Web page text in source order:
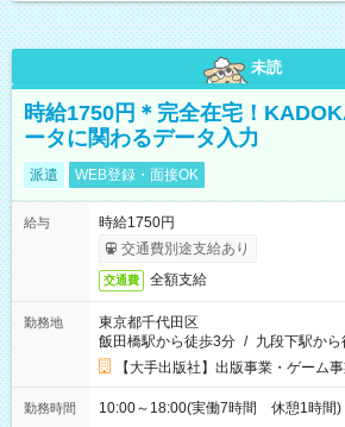
未読
時給1750円＊完全在宅！
ータに関わるデータ入力
派遣 WEB登録・面接OK
給与
時給1750円
交通費別途支給あり
交通費 全額支給
勤務地
東京都千代田区
飯田橋駅から徒歩3分 / 九段下駅か
【大手出版社】出版事業・ゲーム
勤務時間 10:00～18:00(実働7時間 休憩1時間)